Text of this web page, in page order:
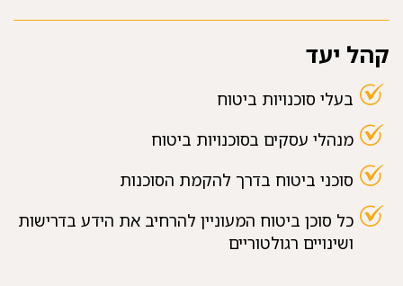
קהל יעד
בעלי סוכנויות ביטוח
מנהלי עסקים בסוכנויות ביטוח
סוכני ביטוח בדרך להקמת הסוכנות
כל סוכן ביטוח המעוניין להרחיב את הידע בדרישות
ושינויים רגולטוריים